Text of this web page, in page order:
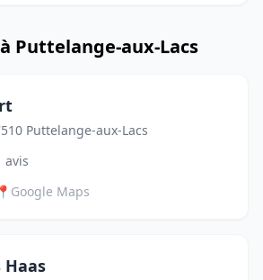
Puttelange-aux-Lacs
Puttelange-aux-Lacs
avis
📍 Google Maps